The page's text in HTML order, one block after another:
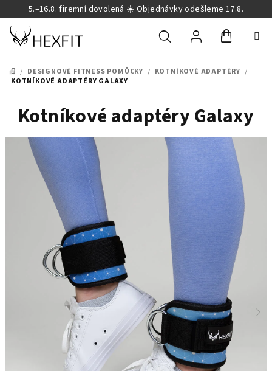
na
obsah
5.–16.8. firemní dovolená ☀️ Objednávky odešleme 17.8.
DOMŮ
/ DESIGNOVÉ FITNESS POMŮCKY / KOTNÍKOVÉ ADAPTÉRY /
KOTNÍKOVÉ ADAPTÉRY GALAXY
Kotníkové adaptéry Galaxy